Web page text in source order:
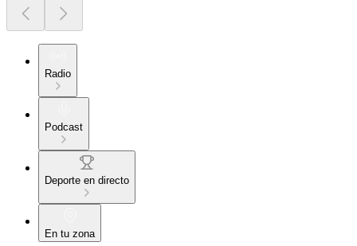
Radio
Podcast
Deporte en directo
En tu zona